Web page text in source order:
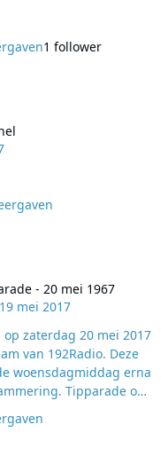
1 follower
- 20 mei 1967
19 mei 2017
van 192Radio. Deze
woensdagmiddag erna
Tipparade op
op
18.00 uur op de stream